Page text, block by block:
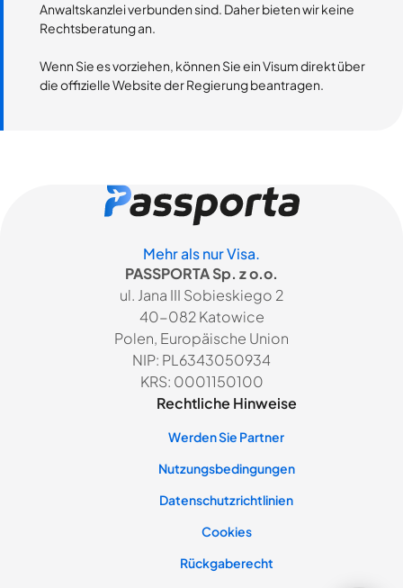
Anwaltskanzlei verbunden sind. Daher bieten wir keine
Rechtsberatung an.
Wenn Sie es vorziehen, können Sie ein Visum direkt über
die offizielle Website der Regierung beantragen.
Mehr als nur Visa.
PASSPORTA Sp. z o.o.
ul. Jana III Sobieskiego 2
40-082 Katowice
Polen, Europäische Union
NIP: PL6343050934
KRS: 0001150100
Rechtliche Hinweise
Werden Sie Partner
Nutzungsbedingungen
Datenschutzrichtlinien
Cookies
Rückgaberecht